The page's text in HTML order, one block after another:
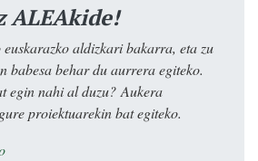
ALEAkide!
aldizkari bakarra, eta zu
babesa behar du aurrera egiteko.
egin nahi al duzu? Aukera
proiektuarekin bat egiteko.